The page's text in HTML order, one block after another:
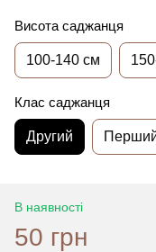
Висота саджанця
100-140 см
Клас саджанця
Другий
В наявності
50 грн